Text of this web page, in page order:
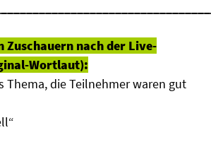
Zuschauern nach der Live-
Wortlaut):
Thema, die Teilnehmer waren gut